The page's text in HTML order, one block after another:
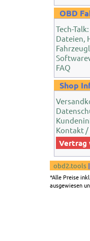
OBD
Tech-
Dateien,
FAQ
Shop
Kontakt /
Vertrag
obd2.tools |
*Alle Preise
ausgewiesen